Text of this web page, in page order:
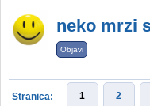
neko mrzi
Objavi
Stranica: 1 2